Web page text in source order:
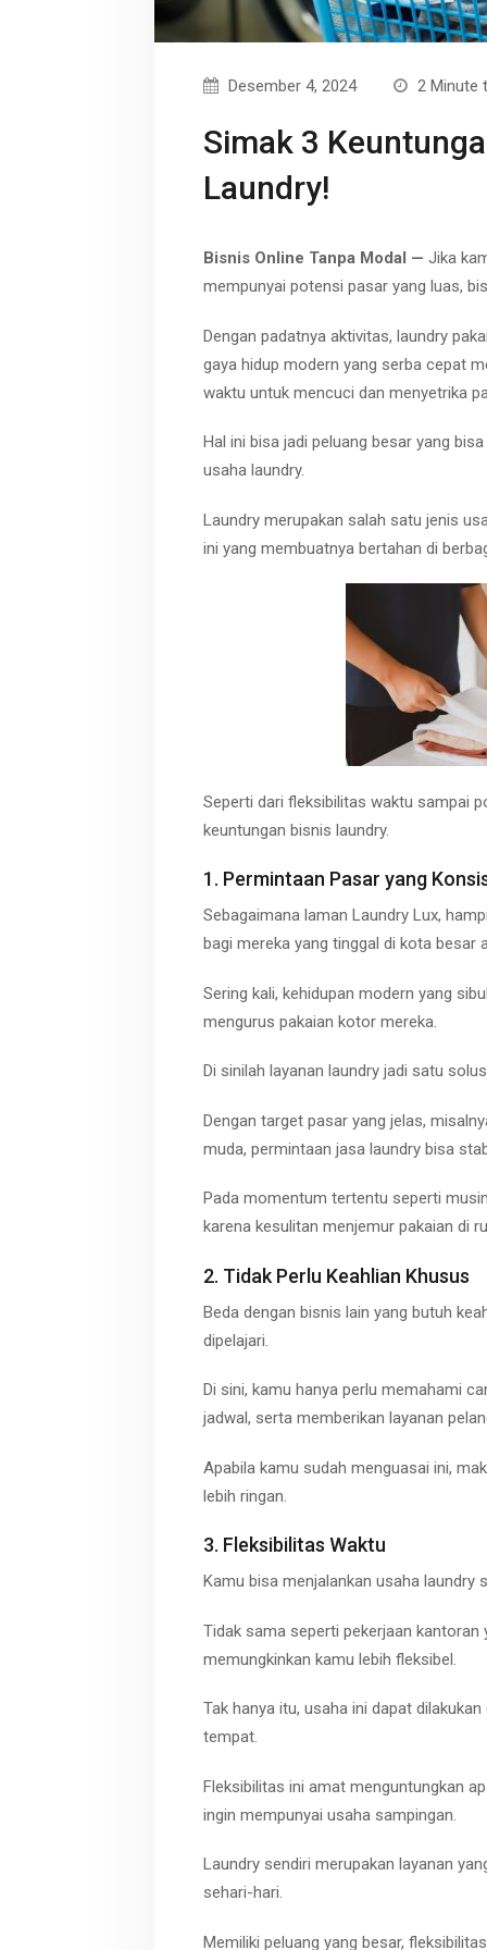
Desember 4, 2024 2 Minute
Simak 3
Laundry!
Bisnis Online Tanpa Modal — Jika
mempunyai potensi pasar yang luas,
Dengan padatnya aktivitas, laundry
gaya hidup modern yang serba cepat
waktu untuk mencuci dan menyetrika
Hal ini bisa jadi peluang besar yang
usaha laundry.
Laundry merupakan salah satu jenis
ini yang membuatnya bertahan di
Seperti dari fleksibilitas waktu sampai
keuntungan bisnis laundry.
1. Permintaan Pasar yang
Sebagaimana laman Laundry Lux,
bagi mereka yang tinggal di kota besar
Sering kali, kehidupan modern yang
mengurus pakaian kotor mereka.
Di sinilah layanan laundry jadi satu
Dengan target pasar yang jelas,
muda, permintaan jasa laundry bisa
Pada momentum tertentu seperti
karena kesulitan menjemur pakaian di
2. Tidak Perlu Keahlian Khusus
Beda dengan bisnis lain yang butuh
dipelajari.
Di sini, kamu hanya perlu memahami
jadwal, serta memberikan layanan
Apabila kamu sudah menguasai ini,
lebih ringan.
3. Fleksibilitas Waktu
Kamu bisa menjalankan usaha laundry
Tidak sama seperti pekerjaan kantoran
memungkinkan kamu lebih fleksibel.
Tak hanya itu, usaha ini dapat
tempat.
Fleksibilitas ini amat menguntungkan
ingin mempunyai usaha sampingan.
Laundry sendiri merupakan layanan
sehari-hari.
Memiliki peluang yang besar,